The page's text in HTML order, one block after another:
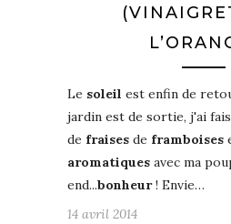
Le soleil est enfin de
jardin est de sortie, j'ai
de fraises de framboises
aromatiques avec ma
end...bonheur! Envie…
14 avril 2014